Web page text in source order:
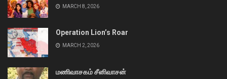
MARCH 8, 2026
Operation Lion’s Roar
MARCH 2, 2026
மணிவாசகம் சீனிவாசன்